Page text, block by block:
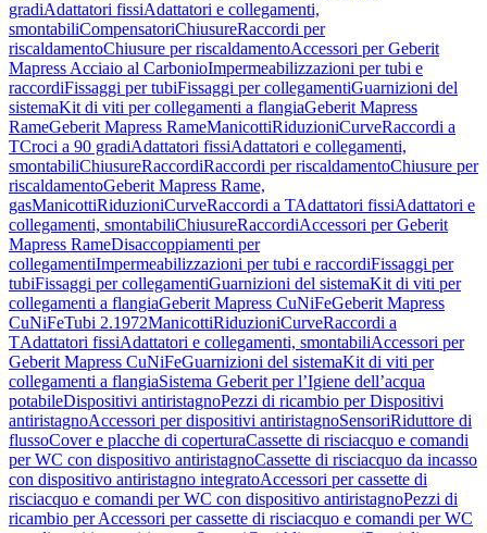
gradiAdattatori fissiAdattatori e collegamenti,
smontabiliCompensatoriChiusureRaccordi per
riscaldamentoChiusure per riscaldamentoAccessori per Geberit
Mapress Acciaio al CarbonioImpermeabilizzazioni per tubi e
raccordiFissaggi per tubiFissaggi per collegamentiGuarnizioni del
sistemaKit di viti per collegamenti a flangiaGeberit Mapress
RameGeberit Mapress RameManicottiRiduzioniCurveRaccordi a
TCroci a 90 gradiAdattatori fissiAdattatori e collegamenti,
smontabiliChiusureRaccordiRaccordi per riscaldamentoChiusure per
riscaldamentoGeberit Mapress Rame,
gasManicottiRiduzioniCurveRaccordi a TAdattatori fissiAdattatori e
collegamenti, smontabiliChiusureRaccordiAccessori per Geberit
Mapress RameDisaccoppiamenti per
collegamentiImpermeabilizzazioni per tubi e raccordiFissaggi per
tubiFissaggi per collegamentiGuarnizioni del sistemaKit di viti per
collegamenti a flangiaGeberit Mapress CuNiFeGeberit Mapress
CuNiFeTubi 2.1972ManicottiRiduzioniCurveRaccordi a
TAdattatori fissiAdattatori e collegamenti, smontabiliAccessori per
Geberit Mapress CuNiFeGuarnizioni del sistemaKit di viti per
collegamenti a flangiaSistema Geberit per l’Igiene dell’acqua
potabileDispositivi antiristagnoPezzi di ricambio per Dispositivi
antiristagnoAccessori per dispositivi antiristagnoSensoriRiduttore di
flussoCover e placche di coperturaCassette di risciacquo e comandi
per WC con dispositivo antiristagnoCassette di risciacquo da incasso
con dispositivo antiristagno integratoAccessori per cassette di
risciacquo e comandi per WC con dispositivo antiristagnoPezzi di
ricambio per Accessori per cassette di risciacquo e comandi per WC